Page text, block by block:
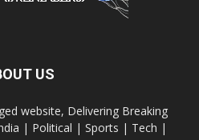
US
website, Delivering Breaking
| Political | Sports | Tech |